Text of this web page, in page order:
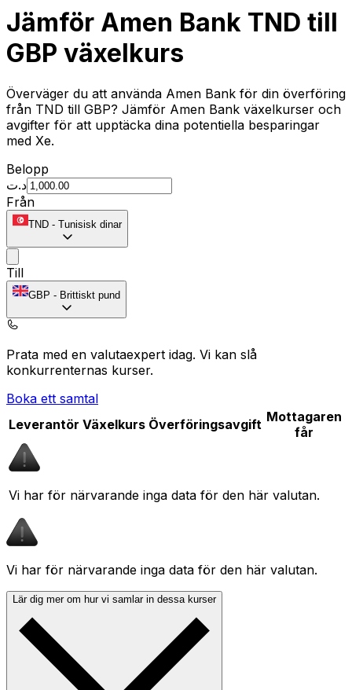
Jämför Amen Bank TND till
GBP växelkurs
Överväger du att använda Amen Bank för din överföring
från TND till GBP? Jämför Amen Bank växelkurser och
avgifter för att upptäcka dina potentiella besparingar
med Xe.
Belopp
د.ت
Från
TND - Tunisisk dinar
Till
GBP - Brittiskt pund
Prata med en valutaexpert idag. Vi kan slå
konkurrenternas kurser.
Boka ett samtal
Leverantör Växelkurs Överföringsavgift Mottagaren
får
Vi har för närvarande inga data för den här valutan.
Vi har för närvarande inga data för den här valutan.
Lär dig mer om hur vi samlar in dessa kurser